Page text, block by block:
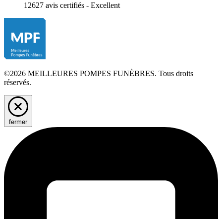
12627 avis certifiés - Excellent
©2026 MEILLEURES POMPES FUNÈBRES. Tous droits
réservés.
fermer